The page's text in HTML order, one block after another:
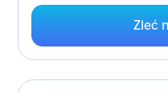
Zleć